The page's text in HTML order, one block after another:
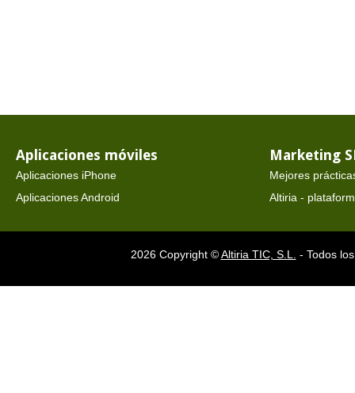
Aplicaciones móviles
Aplicaciones iPhone
Aplicaciones Android
Marketing
Mejores
Altiria -
2026 Copyright ©Altiria TIC, S.L. - Todos